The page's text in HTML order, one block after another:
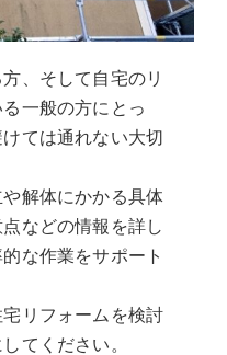
、そして自宅のリ
一般の方にとっ
ては通れない大切
解体にかかる具体
などの情報を詳し
な作業をサポート
リフォームを検討
てください。